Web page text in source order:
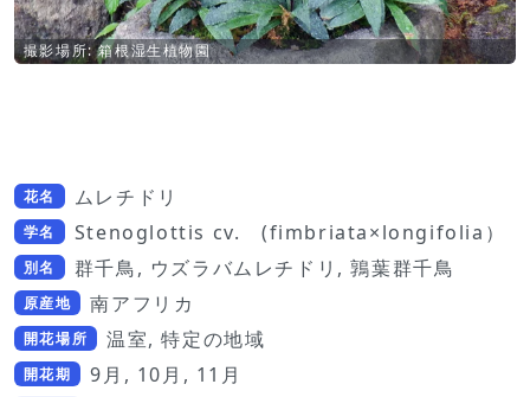
撮影場所: 箱根湿生植物園
花名 ムレチドリ
学名 Stenoglottis cv. (fimbriata×longifolia）
別名 群千鳥, ウズラバムレチドリ, 鶉葉群千鳥
原産地 南アフリカ
開花場所 温室, 特定の地域
開花期 9月, 10月, 11月